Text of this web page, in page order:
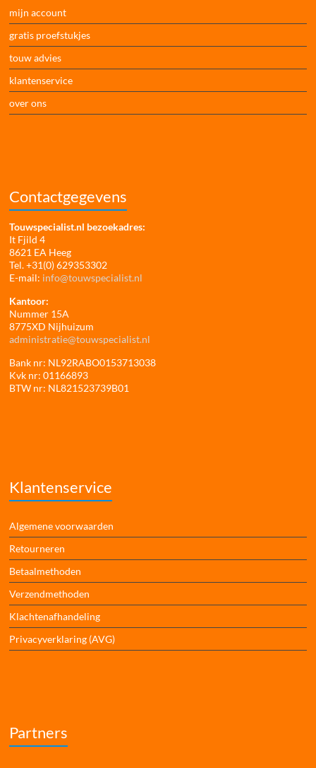
mijn account
gratis proefstukjes
touw advies
klantenservice
over ons
Contactgegevens
Touwspecialist.nl bezoekadres:
It Fjild 4
8621 EA Heeg
Tel. +31(0) 629353302
E-mail: info@touwspecialist.nl
Kantoor:
Nummer 15A
8775XD Nijhuizum
administratie@touwspecialist.nl
Bank nr: NL92RABO0153713038
Kvk nr: 01166893
BTW nr: NL821523739B01
Klantenservice
Algemene voorwaarden
Retourneren
Betaalmethoden
Verzendmethoden
Klachtenafhandeling
Privacyverklaring (AVG)
Partners